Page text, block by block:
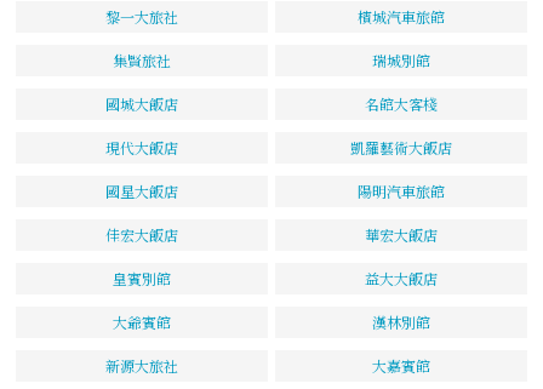
黎一大旅社 檳城汽車旅館
集賢旅社 瑞城別館
國城大飯店 名館大客棧
現代大飯店 凱羅藝術大飯店
國星大飯店 陽明汽車旅館
佳宏大飯店 華宏大飯店
皇賓別館 益大大飯店
大爺賓館 漢林別館
新源大旅社 大嘉賓館